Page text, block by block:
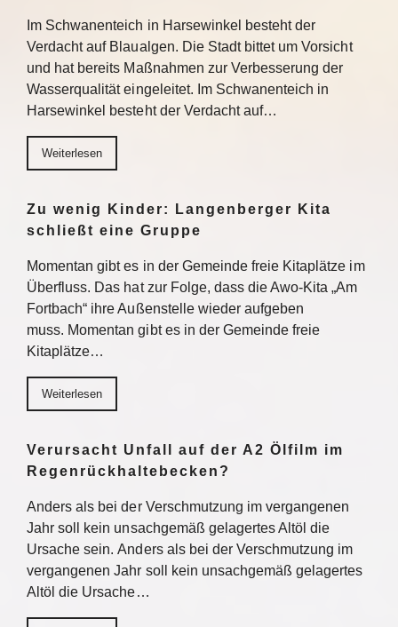
Im Schwanenteich in Harsewinkel besteht der
Verdacht auf Blaualgen. Die Stadt bittet um Vorsicht
und hat bereits Maßnahmen zur Verbesserung der
Wasserqualität eingeleitet. Im Schwanenteich in
Harsewinkel besteht der Verdacht auf…
Weiterlesen
Zu wenig Kinder: Langenberger Kita
schließt eine Gruppe
Momentan gibt es in der Gemeinde freie Kitaplätze im
Überfluss. Das hat zur Folge, dass die Awo-Kita „Am
Fortbach“ ihre Außenstelle wieder aufgeben
muss. Momentan gibt es in der Gemeinde freie
Kitaplätze…
Weiterlesen
Verursacht Unfall auf der A2 Ölfilm im
Regenrückhaltebecken?
Anders als bei der Verschmutzung im vergangenen
Jahr soll kein unsachgemäß gelagertes Altöl die
Ursache sein. Anders als bei der Verschmutzung im
vergangenen Jahr soll kein unsachgemäß gelagertes
Altöl die Ursache…